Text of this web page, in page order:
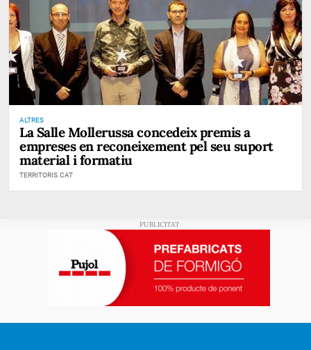
ALTRES
La Salle Mollerussa concedeix premis a
empreses en reconeixement pel seu suport
material i formatiu
TERRITORIS.CAT